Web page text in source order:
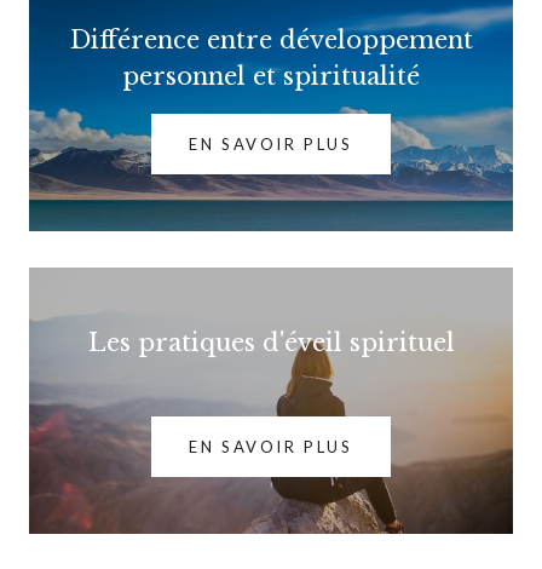
Différence entre développement
personnel et spiritualité
EN SAVOIR PLUS
Les pratiques d'éveil spirituel
EN SAVOIR PLUS